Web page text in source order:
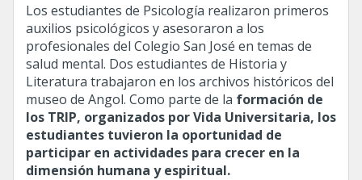
Los estudiantes de Psicología realizaron primeros
auxilios psicológicos y asesoraron a los
profesionales del Colegio San José en temas de
salud mental. Dos estudiantes de Historia y
Literatura trabajaron en los archivos históricos del
museo de Angol. Como parte de la formación de
los TRIP, organizados por Vida Universitaria, los
estudiantes tuvieron la oportunidad de
participar en actividades para crecer en la
dimensión humana y espiritual.